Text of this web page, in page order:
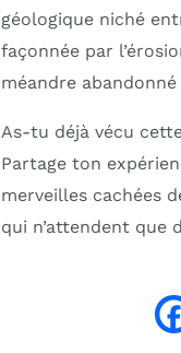
géologique niché
façonnée par
méandre abandonné
As-tu déjà vécu
Partage ton
merveilles cachées
qui n’attendent que